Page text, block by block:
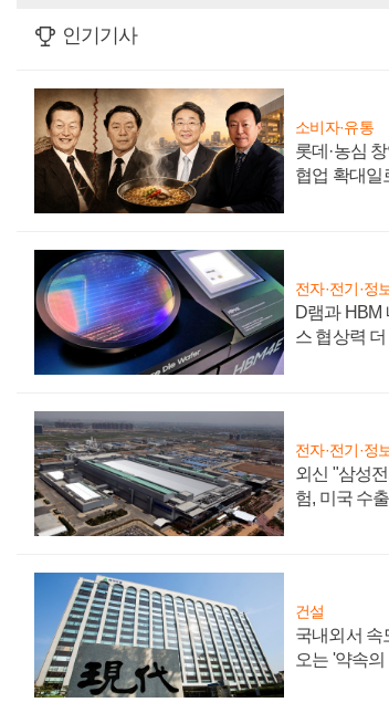
인기기사
소비자·유통
롯데·농심
협업 확대일
전자·전기·정
D램과 HBM
스 협상력 더
전자·전기·정
외신 "삼성
험, 미국 수
건설
국내외서 속
오는 '약속의